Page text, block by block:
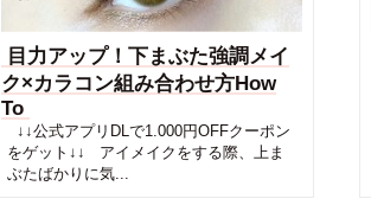
目力アップ！下まぶた強調メイ
ク×カラコン組み合わせ方How
To
↓↓公式アプリDLで1.000円OFFクーポン
をゲット↓↓ アイメイクをする際、上ま
ぶたばかりに気...